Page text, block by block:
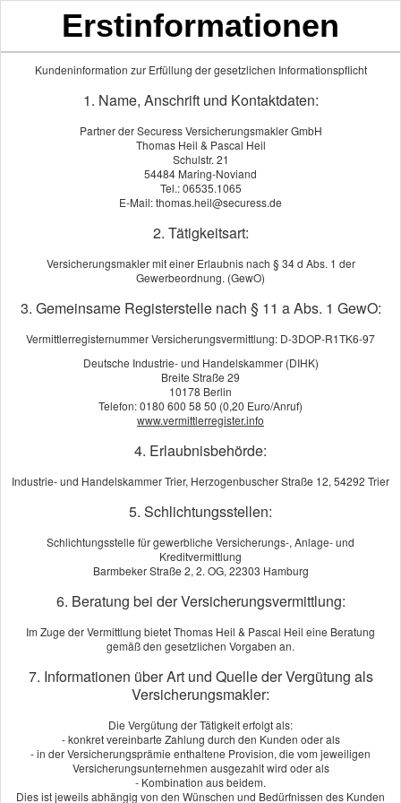
Mittelmoselversicherungsmaklerbüro
Thomas Heil & Pascal Heil
Zahn­zu­satz­ver­si­che­rung
Die Zahn­zu­satz­ver­si­che­rung macht schöne Zähne bezahlbar
Kassenpatient zum großen Teil aus eigener Tasche. Die private
Zahn­zu­satz­ver­si­che­rung hilft, Ihre Kosten niedrig zu halten. Bis zu
100 Prozent Ihres Eigenanteils werden Ihnen je nach Anbieter und
Tarif erstattet. Je nach Vertrag leistet die Zahn­zu­satz­ver­si­che­rung
für Zahnersatz, Implantate, Keramikverblendungen und Inlays.
Hochwertige Tarife zahlen sogar regelmäßige Zahnreinigung und
Erstinformationen
Kundeninformation zur Erfüllung der gesetzlichen Informationspflicht
1. Name, Anschrift und Kontaktdaten:
Partner der Securess Versicherungsmakler GmbH
Thomas Heil & Pascal Heil
Schulstr. 21
54484 Maring-Noviand
Tel.: 06535.1065
E-Mail: thomas.heil@securess.de
2. Tätigkeitsart:
Versicherungsmakler mit einer Erlaubnis nach § 34 d Abs. 1 der
Gewerbeordnung. (GewO)
3. Gemeinsame Registerstelle nach § 11 a Abs. 1 GewO:
Vermittlerregisternummer Versicherungsvermittlung: D-3DOP-R1TK6-97
Deutsche Industrie- und Handelskammer (DIHK)
Breite Straße 29
10178 Berlin
Telefon: 0180 600 58 50 (0,20 Euro/Anruf)
www.vermittlerregister.info
4. Erlaubnisbehörde:
Industrie- und Handelskammer Trier, Herzogenbuscher Straße 12, 54292 Trier
5. Schlichtungsstellen:
Schlichtungsstelle für gewerbliche Versicherungs-, Anlage- und
Kreditvermittlung
Barmbeker Straße 2, 2. OG, 22303 Hamburg
6. Beratung bei der Versicherungsvermittlung:
Im Zuge der Vermittlung bietet Thomas Heil & Pascal Heil eine Beratung
gemäß den gesetzlichen Vorgaben an.
7. Informationen über Art und Quelle der Vergütung als
Versicherungsmakler:
Die Vergütung der Tätigkeit erfolgt als:
- konkret vereinbarte Zahlung durch den Kunden oder als
- in der Versicherungsprämie enthaltene Provision, die vom jeweiligen
Versicherungsunternehmen ausgezahlt wird oder als
- Kombination aus beidem.
Dies ist jeweils abhängig von den Wünschen und Bedürfnissen des Kunden